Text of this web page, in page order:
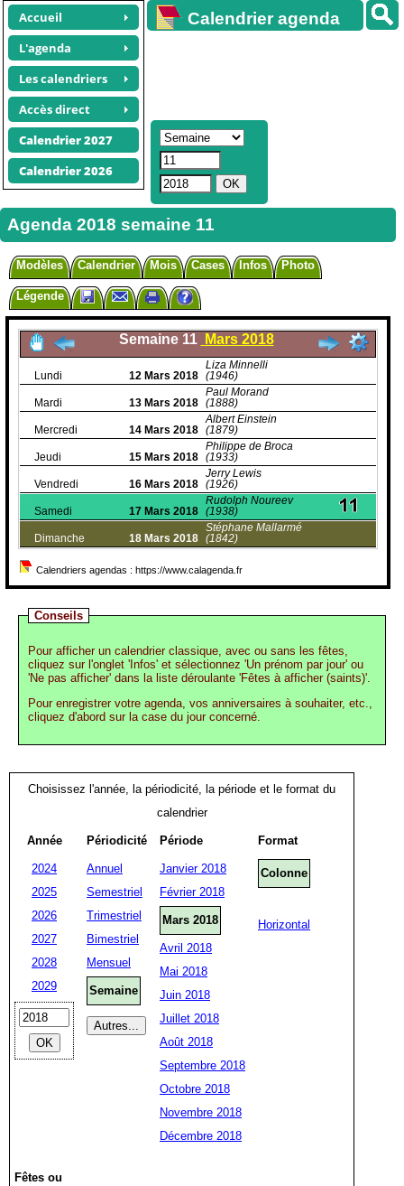
Accueil
L'agenda
Les calendriers
Accès direct
Calendrier 2027
Calendrier 2026
Calendrier agenda
Agenda 2018 semaine 11
Modèles Calendrier Mois Cases Infos Photo
Légende
Semaine 11 Mars 2018
Lundi 12 Mars 2018
Liza Minnelli
(1946)
Mardi 13 Mars 2018
Paul Morand
(1888)
Mercredi 14 Mars 2018
Albert Einstein
(1879)
Jeudi 15 Mars 2018
Philippe de Broca
(1933)
Vendredi 16 Mars 2018
Jerry Lewis
(1926)
Samedi 17 Mars 2018
Rudolph Noureev
(1938)
Dimanche 18 Mars 2018
Stéphane Mallarmé
(1842)
Calendriers agendas : https://www.calagenda.fr
Conseils
Pour afficher un calendrier classique, avec ou sans les fêtes,
cliquez sur l'onglet 'Infos' et sélectionnez 'Un prénom par jour' ou
'Ne pas afficher' dans la liste déroulante 'Fêtes à afficher (saints)'.
Pour enregistrer votre agenda, vos anniversaires à souhaiter, etc.,
cliquez d'abord sur la case du jour concerné.
Choisissez l'année, la périodicité, la période et le format du
calendrier
Année
2024
2025
2026
2027
2028
2029
Périodicité
Annuel
Semestriel
Trimestriel
Bimestriel
Mensuel
Semaine
Période
Janvier 2018
Février 2018
Mars 2018
Avril 2018
Mai 2018
Juin 2018
Juillet 2018
Août 2018
Septembre 2018
Octobre 2018
Novembre 2018
Décembre 2018
Format
Colonne
Horizontal
Fêtes ou